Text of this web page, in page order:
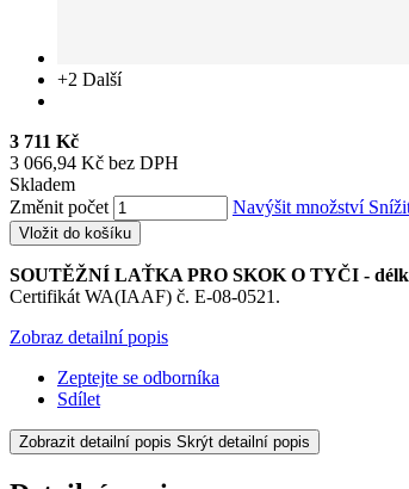
+2 Další
3 711 Kč
3 066,94 Kč bez DPH
Skladem
Změnit počet
Navýšit množství
Vložit do košíku
SOUTĚŽNÍ LAŤKA PRO SKOK O TYČI -
Certifikát WA(IAAF) č. E-08-0521.
Zobraz detailní popis
Zeptejte se odborníka
Sdílet
Zobrazit detailní popis Skrýt detailní popis